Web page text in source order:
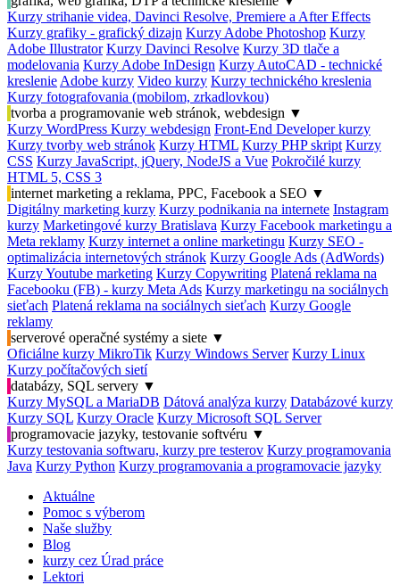
Kurzy strihanie videa, Davinci Resolve, Premiere a After Effects
Kurzy grafiky - grafický dizajn Kurzy Adobe Photoshop Kurzy
Adobe Illustrator Kurzy Davinci Resolve Kurzy 3D tlače a
modelovania Kurzy Adobe InDesign Kurzy AutoCAD - technické
kreslenie Adobe kurzy Video kurzy Kurzy technického kreslenia
Kurzy fotografovania (mobilom, zrkadlovkou)
tvorba a programovanie web stránok, webdesign ▼
Kurzy WordPress Kurzy webdesign Front-End Developer kurzy
Kurzy tvorby web stránok Kurzy HTML Kurzy PHP skript Kurzy
CSS Kurzy JavaScript, jQuery, NodeJS a Vue Pokročilé kurzy
HTML 5, CSS 3
internet marketing a reklama, PPC, Facebook a SEO ▼
Digitálny marketing kurzy Kurzy podnikania na internete Instagram
kurzy Marketingové kurzy Bratislava Kurzy Facebook marketingu a
Meta reklamy Kurzy internet a online marketingu Kurzy SEO -
optimalizácia internetových stránok Kurzy Google Ads (AdWords)
Kurzy Youtube marketing Kurzy Copywriting Platená reklama na
Facebooku (FB) - kurzy Meta Ads Kurzy marketingu na sociálnych
sieťach Platená reklama na sociálnych sieťach Kurzy Google
reklamy
serverové operačné systémy a siete ▼
Oficiálne kurzy MikroTik Kurzy Windows Server Kurzy Linux
Kurzy počítačových sietí
databázy, SQL servery ▼
Kurzy MySQL a MariaDB Dátová analýza kurzy Databázové kurzy
Kurzy SQL Kurzy Oracle Kurzy Microsoft SQL Server
programovacie jazyky, testovanie softvéru ▼
Kurzy testovania softwaru, kurzy pre testerov Kurzy programovania
Java Kurzy Python Kurzy programovania a programovacie jazyky
Aktuálne
Pomoc s výberom
Naše služby
Blog
kurzy cez Úrad práce
Lektori